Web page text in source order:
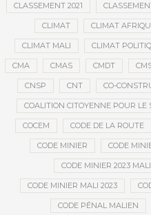
CLASSEMENT 2021
CLIMAT CLIMAT
CLIMAT MALI CLIMAT
CMA CMAS CMDT
CNSP CNT CO-
COALITION CITOYENNE POUR LE
COCEM CODE DE LA ROUTE
CODE MINIER CODE
CODE MINIER 2023 MALI
CODE MINIER MALI 2023
CODE PÉNAL MALIEN